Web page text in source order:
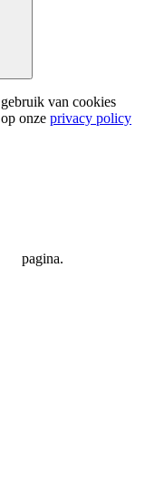
van cookies
onze privacy policy
pagina.